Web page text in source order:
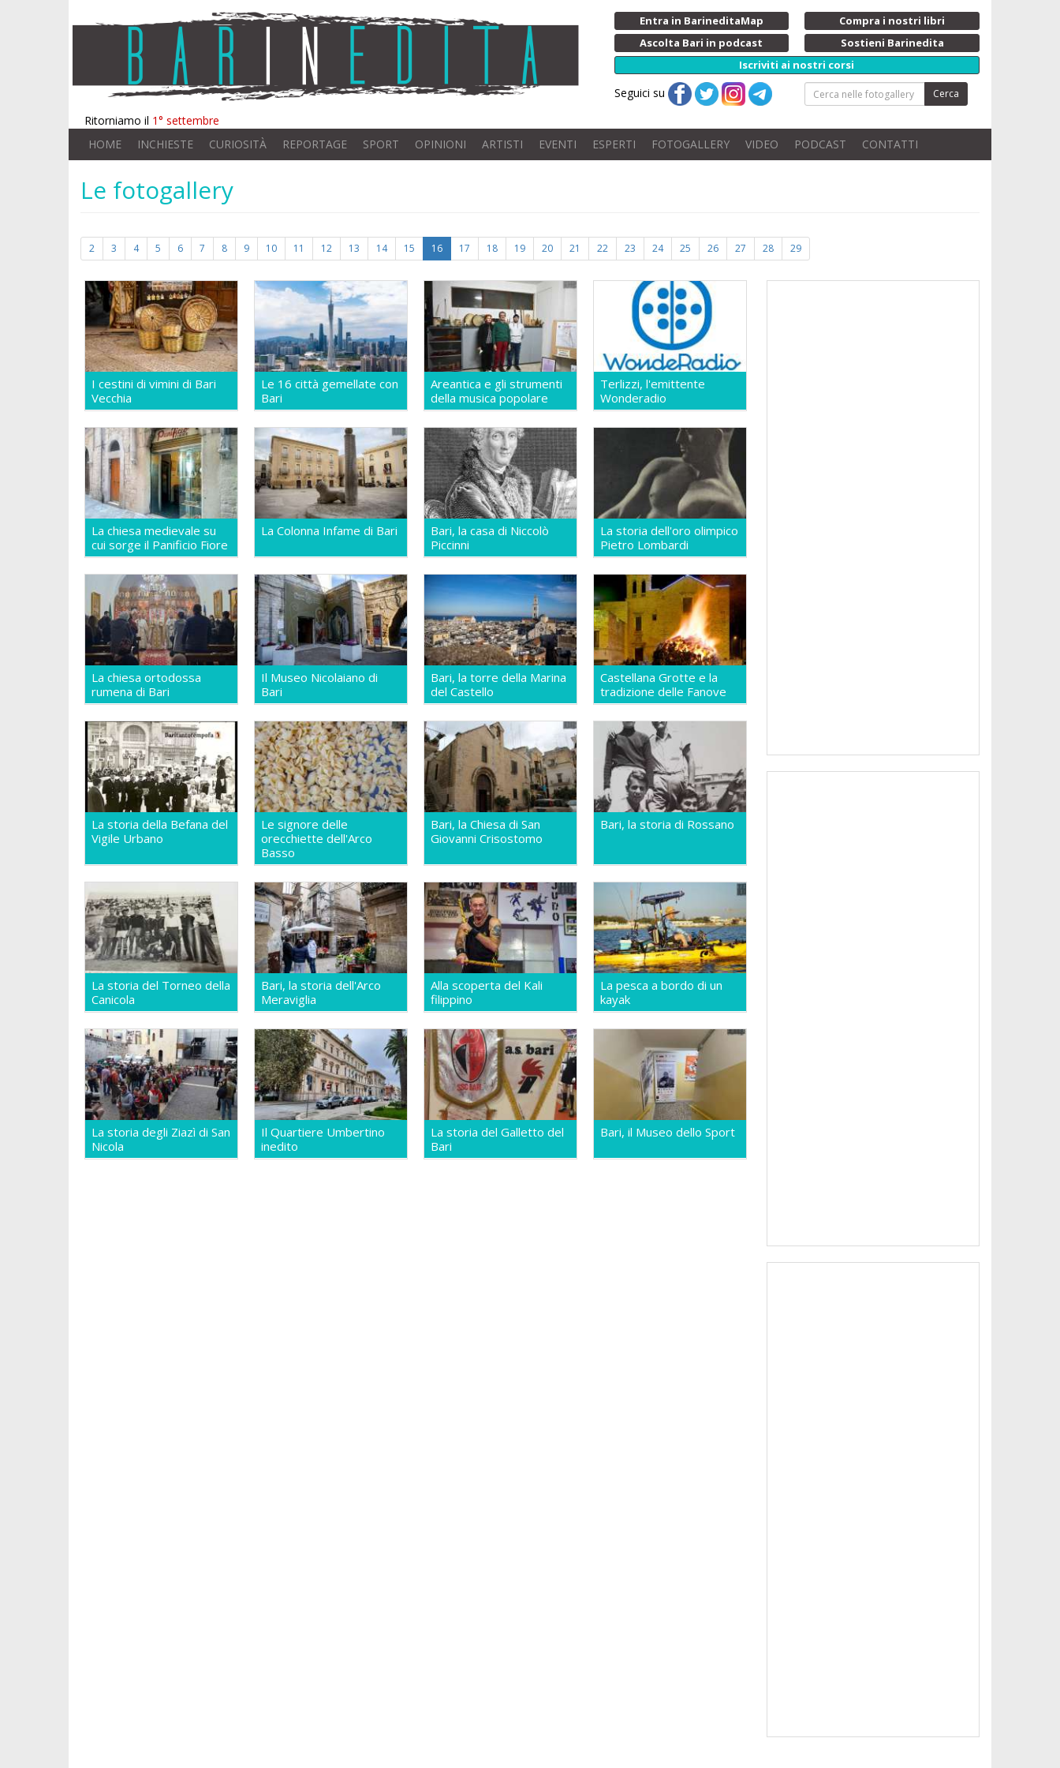
Ritorniamo il 1° settembre
Entra in BarineditaMap
Compra i nostri libri
Ascolta Bari in podcast
Sostieni Barinedita
Iscriviti ai nostri corsi
Seguici su Cerca
HOME INCHIESTE CURIOSITÀ REPORTAGE SPORT OPINIONI ARTISTI EVENTI ESPERTI FOTOGALLERY VIDEO PODCAST CONTATTI
Le fotogallery
2 3 4 5 6 7 8 9 10 11 12 13 14 15 16 17 18 19 20 21 22 23 24 25 26 27 28 29
I cestini di vimini di Bari
Vecchia
Le 16 città gemellate con
Bari
Areantica e gli strumenti
della musica popolare
Terlizzi, l'emittente
Wonderadio
La chiesa medievale su
cui sorge il Panificio Fiore
La Colonna Infame di Bari
Bari, la casa di Niccolò
Piccinni
La storia dell'oro olimpico
Pietro Lombardi
La chiesa ortodossa
rumena di Bari
Il Museo Nicolaiano di
Bari
Bari, la torre della Marina
del Castello
Castellana Grotte e la
tradizione delle Fanove
La storia della Befana del
Vigile Urbano
Le signore delle
orecchiette dell'Arco
Basso
Bari, la Chiesa di San
Giovanni Crisostomo
Bari, la storia di Rossano
La storia del Torneo della
Canicola
Bari, la storia dell'Arco
Meraviglia
Alla scoperta del Kali
filippino
La pesca a bordo di un
kayak
La storia degli Ziazì di San
Nicola
Il Quartiere Umbertino
inedito
La storia del Galletto del
Bari
Bari, il Museo dello Sport